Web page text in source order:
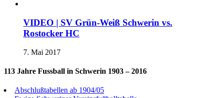
VIDEO | SV Grün-Weiß Schwerin vs.
Rostocker HC
7. Mai 2017
113 Jahre Fussball in Schwerin 1903 – 2016
Abschlußtabellen ab 1904/05